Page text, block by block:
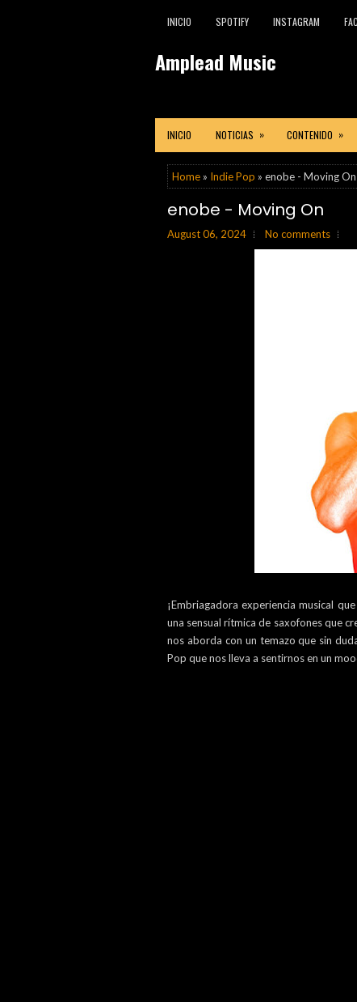
INICIO SPOTIFY INSTAGRAM
Amplead Music
INICIO NOTICIAS » CONTENIDO »
Home » Indie Pop » enobe - Moving On
enobe - Moving On
August 06, 2024 No comments
¡Embriagadora experiencia musical
una sensual rítmica de saxofones que
nos aborda con un temazo que sin
Pop que nos lleva a sentirnos en un